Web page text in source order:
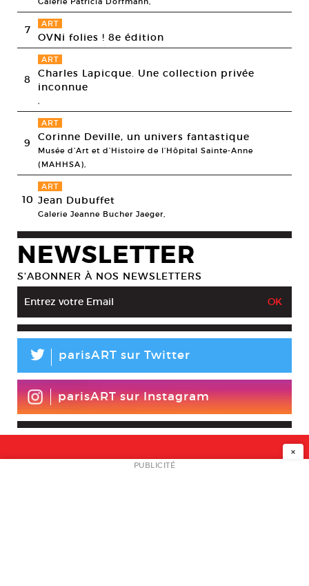
7 ART
OVNi folies ! 8e édition
8
ART
Charles Lapicque. Une collection privée
inconnue
,
9
ART
Corinne Deville, un univers fantastique
Musée d’Art et d’Histoire de l’Hôpital Sainte-Anne
(MAHHSA),
10
ART
Jean Dubuffet
Galerie Jeanne Bucher Jaeger,
NEWSLETTER
S’ABONNER À NOS NEWSLETTERS
L parisART sur Twitter
parisART sur Instagram
NEWSLETTER
×
PUBLICITÉ